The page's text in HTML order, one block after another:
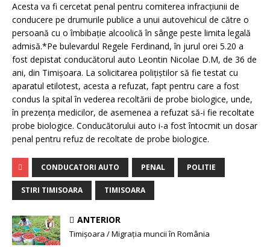
Acesta va fi cercetat penal pentru comiterea infracţiunii de
conducere pe drumurile publice a unui autovehicul de către o
persoană cu o îmbibaţie alcoolică în sânge peste limita legală
admisă.*Pe bulevardul Regele Ferdinand, în jurul orei 5.20 a
fost depistat conducătorul auto Leontin Nicolae D.M, de 36 de
ani, din Timişoara. La solicitarea poliţiştilor să fie testat cu
aparatul etilotest, acesta a refuzat, fapt pentru care a fost
condus la spital în vederea recoltării de probe biologice, unde,
în prezenţa medicilor, de asemenea a refuzat să-i fie recoltate
probe biologice. Conducătorului auto i-a fost întocmit un dosar
penal pentru refuz de recoltate de probe biologice.
CONDUCATORI AUTO PENAL POLITIE
STIRI TIMISOARA TIMISOARA
ANTERIOR
Timişoara / Migrația muncii în România